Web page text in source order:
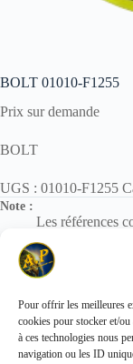
Pour offrir les meilleures
cookies pour stocker et/
à ces technologies nous
navigation ou les ID
BOLT 01010-F1255
Prix sur demande
BOLT
UGS : 01010-F1255
Note :
Les références
Elles sont
pièces.
Copyright ©